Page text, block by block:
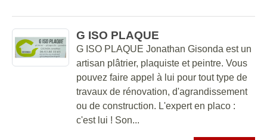
G ISO PLAQUE
G ISO PLAQUE Jonathan Gisonda est un
artisan plâtrier, plaquiste et peintre. Vous
pouvez faire appel à lui pour tout type de
travaux de rénovation, d'agrandissement
ou de construction. L'expert en placo :
c'est lui ! Son...